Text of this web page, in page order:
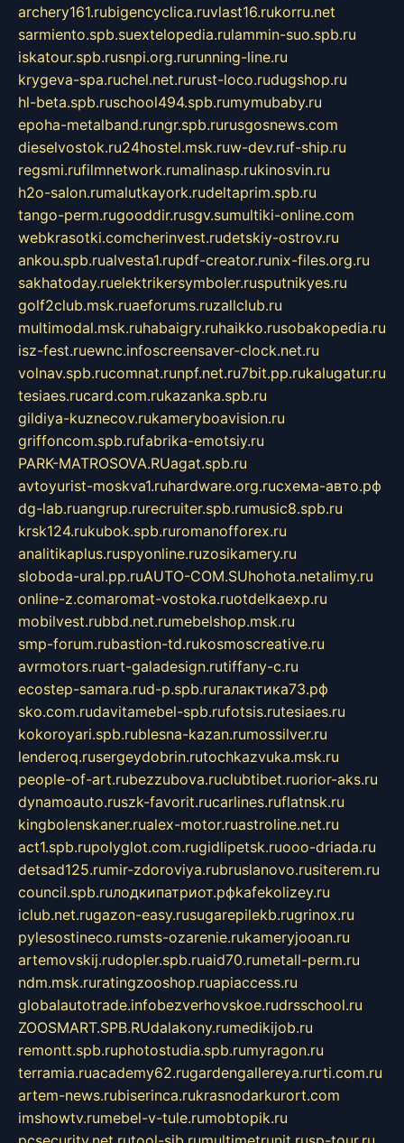
archery161.rubigencyclica.ruvlast16.rukorru.net
sarmiento.spb.suextelopedia.rulammin-suo.spb.ru
iskatour.spb.rusnpi.org.rurunning-line.ru
krygeva-spa.ruchel.net.rurust-loco.rudugshop.ru
hl-beta.spb.ruschool494.spb.rumymubaby.ru
epoha-metalband.rungr.spb.rurusgosnews.com
dieselvostok.ru24hostel.msk.ruw-dev.ruf-ship.ru
regsmi.rufilmnetwork.rumalinasp.rukinosvin.ru
h2o-salon.rumalutkayork.rudeltaprim.spb.ru
tango-perm.rugooddir.rusgv.sumultiki-online.com
webkrasotki.comcherinvest.rudetskiy-ostrov.ru
ankou.spb.rualvesta1.rupdf-creator.runix-files.org.ru
sakhatoday.ruelektrikersymboler.rusputnikyes.ru
golf2club.msk.ruaeforums.ruzallclub.ru
multimodal.msk.ruhabaigry.ruhaikko.rusobakopedia.ru
isz-fest.ruewnc.infoscreensaver-clock.net.ru
volnav.spb.rucomnat.runpf.net.ru7bit.pp.rukalugatur.ru
tesiaes.rucard.com.rukazanka.spb.ru
gildiya-kuznecov.rukameryboavision.ru
griffoncom.spb.rufabrika-emotsiy.ru
PARK-MATROSOVA.RUagat.spb.ru
avtoyurist-moskva1.ruhardware.org.ruсхема-авто.рф
dg-lab.ruangrup.rurecruiter.spb.rumusic8.spb.ru
krsk124.rukubok.spb.ruromanofforex.ru
analitikaplus.ruspyonline.ruzosikamery.ru
sloboda-ural.pp.ruAUTO-COM.SUhohota.netalimy.ru
online-z.comaromat-vostoka.ruotdelkaexp.ru
mobilvest.rubbd.net.rumebelshop.msk.ru
smp-forum.rubastion-td.rukosmoscreative.ru
avrmotors.ruart-galadesign.rutiffany-c.ru
ecostep-samara.rud-p.spb.ruгалактика73.рф
sko.com.rudavitamebel-spb.rufotsis.rutesiaes.ru
kokoroyari.spb.rublesna-kazan.rumossilver.ru
lenderoq.rusergeydobrin.rutochkazvuka.msk.ru
people-of-art.rubezzubova.ruclubtibet.ruorior-aks.ru
dynamoauto.ruszk-favorit.rucarlines.ruflatnsk.ru
kingbolenskaner.rualex-motor.ruastroline.net.ru
act1.spb.rupolyglot.com.rugidlipetsk.ruooo-driada.ru
detsad125.rumir-zdoroviya.rubruslanovo.rusiterem.ru
council.spb.ruлодкипатриот.рфkafekolizey.ru
iclub.net.rugazon-easy.rusugarepilekb.rugrinox.ru
pylesostineco.rumsts-ozarenie.rukameryjooan.ru
artemovskij.rudopler.spb.ruaid70.rumetall-perm.ru
ndm.msk.ruratingzooshop.ruapiaccess.ru
globalautotrade.infobezverhovskoe.rudrsschool.ru
ZOOSMART.SPB.RUdalakony.rumedikijob.ru
remontt.spb.ruphotostudia.spb.rumyragon.ru
terramia.ruacademy62.rugardengallereya.rurti.com.ru
artem-news.rubiserinca.rukrasnodarkurort.com
imshowtv.rumebel-v-tule.rumobtopik.ru